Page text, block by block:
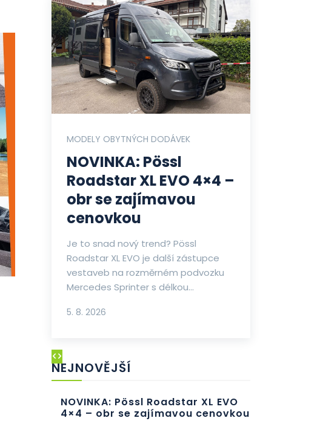
MODELY OBYTNÝCH DODÁVEK
NOVINKA: Pössl
Roadstar XL EVO 4×4 –
obr se zajímavou
cenovkou
Je to snad nový trend? Pössl
Roadstar XL EVO je další zástupce
vestaveb na rozměrném podvozku
Mercedes Sprinter s délkou...
5. 8. 2026
NEJNOVĚJŠÍ
NOVINKA: Pössl Roadstar XL EVO
4×4 – obr se zajímavou cenovkou